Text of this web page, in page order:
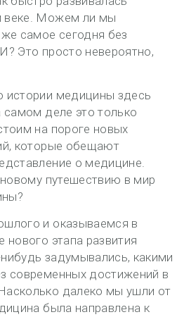
веке. Можем ли мы
самое сегодня без
Это просто невероятно,
истории медицины здесь
самом деле это только
на пороге новых
которые обещают
о медицине.
путешествию в мир
и оказываемся в
этапа развития
задумывались, какими
современных достижений в
далеко мы ушли от
была направлена к